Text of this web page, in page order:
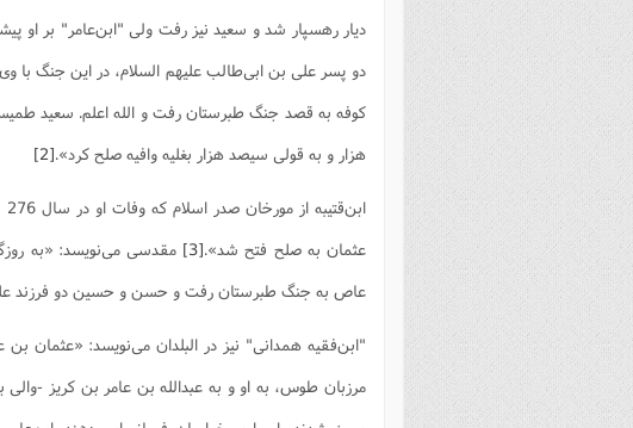
دیار رهسپار شد و سعید نیز رفت ولى "ابن‌عامر" بر
دو پسر على بن ابى‌طالب علیهم السلام، در این جنگ با
کوفه به قصد جنگ طبرستان رفت و الله اعلم. سعید
هزار و به قولى سیصد هزار بغلیه وافیه صلح کرد».[2]
عثمان به صلح فتح شد».[3]
مقدسی می‌نویسد: «به
عاص به جنگ طبرستان رفت و حسن و حسین دو فرزند على
مرزبان طوس، به او و به عبدالله بن عامر بن کریز -